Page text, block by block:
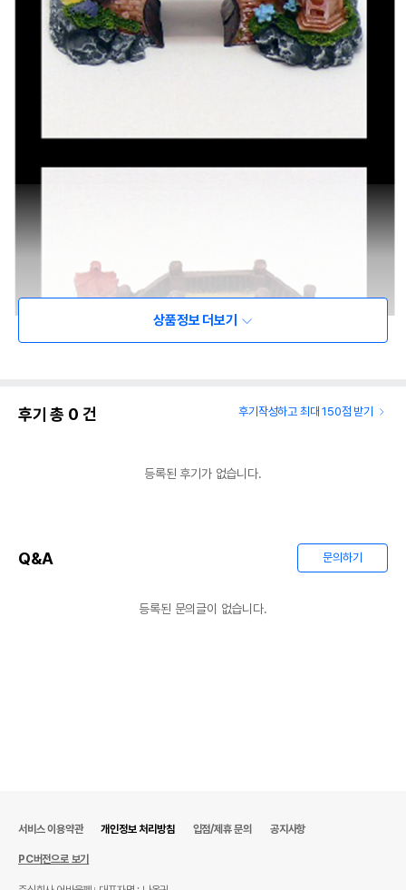
상품정보 더보기
후기 총 0 건 후기작성하고 최대 150점 받기
등록된 후기가 없습니다.
Q&A 문의하기
등록된 문의글이 없습니다.
서비스 이용약관 개인정보 처리방침 입점/제휴 문의 공지사항
PC버전으로 보기